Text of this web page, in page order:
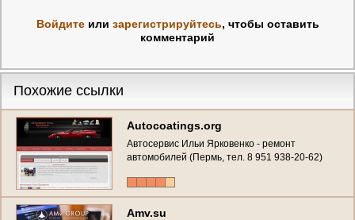
Войдитеили зарегистрируйтесь, чтобы оставить
комментарий
Похожие ссылки
Autocoatings.org
Автосервис Ильи Ярковенко - ремонт
автомобилей (Пермь, тел. 8 951 938-20-62)
Amv.su